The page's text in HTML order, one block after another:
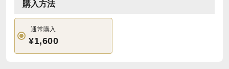
購入方法
通常購入
¥1,600